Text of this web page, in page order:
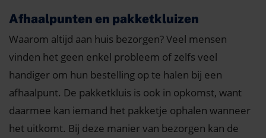
Afhaalpunten en pakketkluizen
Waarom altijd aan huis bezorgen? Veel mensen
vinden het geen enkel probleem of zelfs veel
handiger om hun bestelling op te halen bij een
afhaalpunt. De pakketkluis is ook in opkomst, want
daarmee kan iemand het pakketje ophalen wanneer
het uitkomt. Bij deze manier van bezorgen kan de